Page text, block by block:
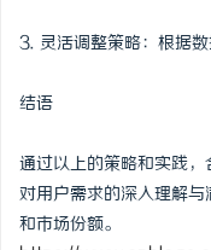
3. 灵活调整策略：根据
结语
通过以上的策略和实践
对用户需求的深入理解
和市场份额。